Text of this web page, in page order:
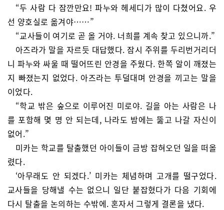
“두 사람 다 잠깐만요! 파누와 헤세디가 많이 다쳤어요. 우
선 양호실로 옮겨야……”
“교사들이 여기로 곧 올 거야. 너희를 계속 찾고 있으니까.”
아즈라가 말을 자르듯 대답했다. 잠시 주위를 두리번거리더
니 파누와 싸울 때 떨어뜨린 안경을 주웠다. 한쪽 알이 깨졌는
지 빠졌는지 없었다. 아즈라는 투덜대며 안경을 끼고는 말을
이었다.
“학교 밖은 숲으로 이루어진 미로야. 길을 아는 사람은 나
를 포함해 몇 명 안 되는데, 나라도 밤에는 뚫고 나갈 자신이
없어.”
미카는 학교를 탈출했던 아이들이 금방 잡혀오던 일을 떠올
렸다.
‘아무래도 안 되겠다.’ 미카는 체념하며 고개를 떨구었다.
교사들을 당해낼 수는 없으니 일단 붙잡혔다가 다음 기회에
다시 탈출을 논의하는 수밖에. 혼자서 그렇게 결론을 냈다.